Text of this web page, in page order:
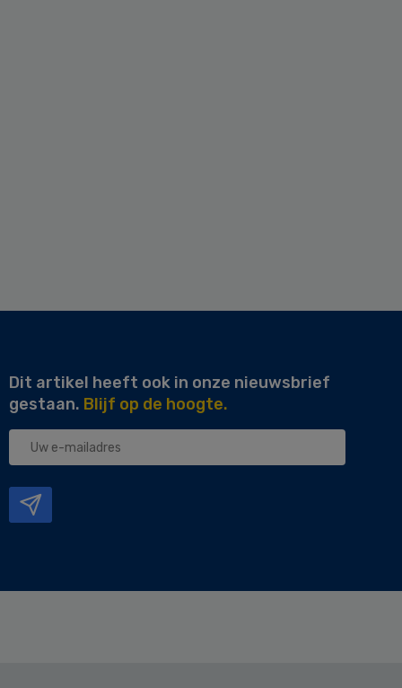
Dit artikel heeft ook in onze nieuwsbrief
gestaan. Blijf op de hoogte.
Uw